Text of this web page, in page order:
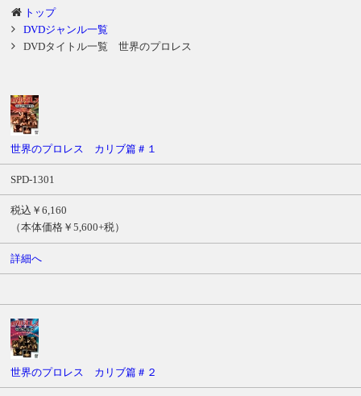
トップ
DVDジャンル一覧
DVDタイトル一覧 世界のプロレス
商
番
世界のプロレス カリブ篇＃１
SPD-1301
税込￥6,160
（本体価格￥5,600+税）
詳細へ
世界のプロレス カリブ篇＃２